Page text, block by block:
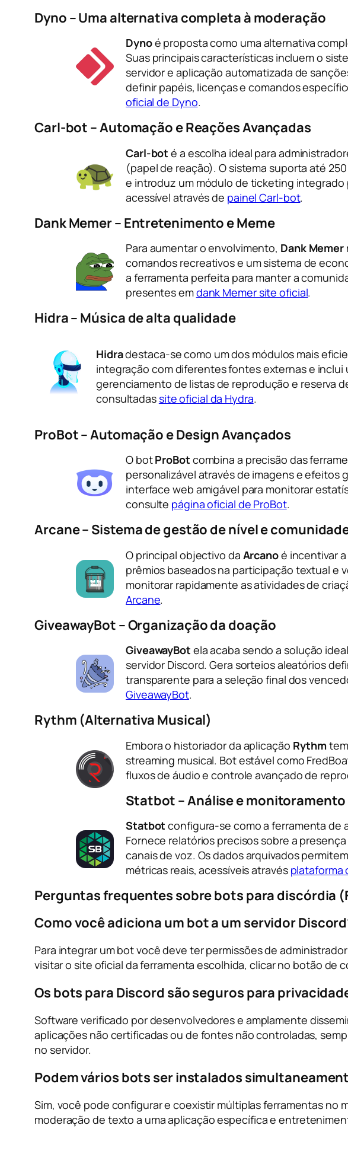
Dyno – Uma alternativa completa à moderação
Dynoé proposta como uma alternativa
Suas principais características incluem o
servidor e aplicação automatizada de
definir papéis, licenças e comandos
oficial de Dyno.
Carl-bot – Automação e Reações Avançadas
Carl-bot é a escolha ideal para
(papel de reação). O sistema suporta até
e introduz um módulo de ticketing
acessível através de painel Carl-bot.
Dank Memer – Entretenimento e Meme
Para aumentar o envolvimento, Dank Memer
comandos recreativos e um sistema de
a ferramenta perfeita para manter a
presentes emdank Memer site oficial.
Hidra – Música de alta qualidade
Hidradestaca-se como um dos módulos mais
integração com diferentes fontes externas e
gerenciamento de listas de reprodução e reserva
consultadassite oficial da Hydra.
ProBot – Automação e Design Avançados
O botProBot combina a precisão das
personalizável através de imagens e
interface web amigável para monitorar
consulte página oficial de ProBot.
Arcane – Sistema de gestão de nível e
O principal objectivo da Arcanoé incentivar
prêmios baseados na participação textual e
monitorar rapidamente as atividades de
Arcane.
GiveawayBot – Organização da doação
GiveawayBot ela acaba sendo a solução
servidor Discord. Gera sorteios aleatórios
transparente para a seleção final dos
GiveawayBot.
Rythm (Alternativa Musical)
Embora o historiador da aplicação Rythm
streaming musical. Bot estável como
fluxos de áudio e controle avançado de
Statbot – Análise e
Statbot configura-se como a ferramenta de
Fornece relatórios precisos sobre a
canais de voz. Os dados arquivados
métricas reais, acessíveis através plataforma
Perguntas frequentes sobre bots para discórdia
Como você adiciona um bot a um servidor
Para integrar um bot você deve ter permissões de
visitar o site oficial da ferramenta escolhida, clicar no botão de
Os bots para Discord são seguros para
Software verificado por desenvolvedores e amplamente
aplicações não certificadas ou de fontes não controladas,
no servidor.
Podem vários bots ser instalados
Sim, você pode configurar e coexistir múltiplas ferramentas no
moderação de texto a uma aplicação específica e